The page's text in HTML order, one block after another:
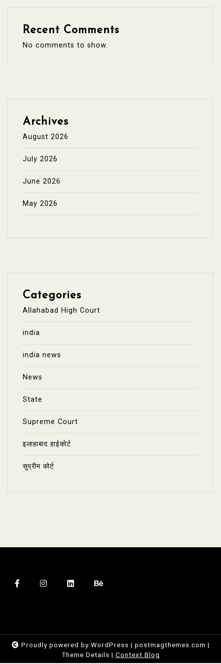
Recent Comments
No comments to show.
Archives
August 2026
July 2026
June 2026
May 2026
Categories
Allahabad High Court
india
india news
News
State
Supreme Court
इलाहाबाद हाईकोर्ट
सुप्रीम कोर्ट
Proudly powered by WordPress | postmagthemes.com |
Theme Details | Context Blog